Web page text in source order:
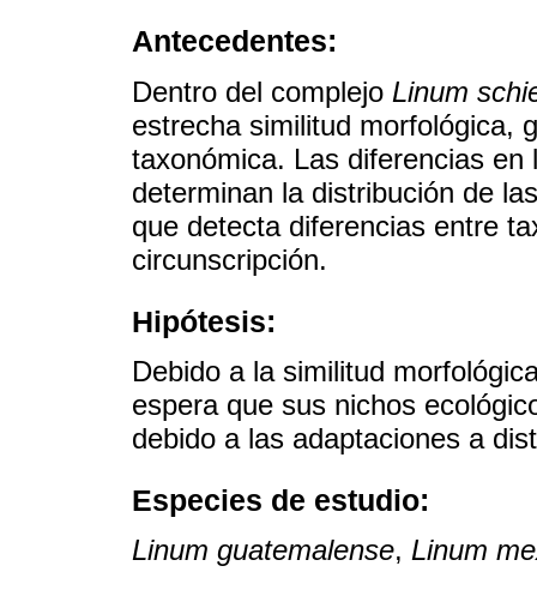
Antecedentes:
Dentro del complejo Linum
estrecha similitud morfológica,
taxonómica. Las diferencias
determinan la distribución de
que detecta diferencias entre
circunscripción.
Hipótesis:
Debido a la similitud
espera que sus nichos
debido a las adaptaciones a
Especies de estudio:
Linum guatemalense, Linum